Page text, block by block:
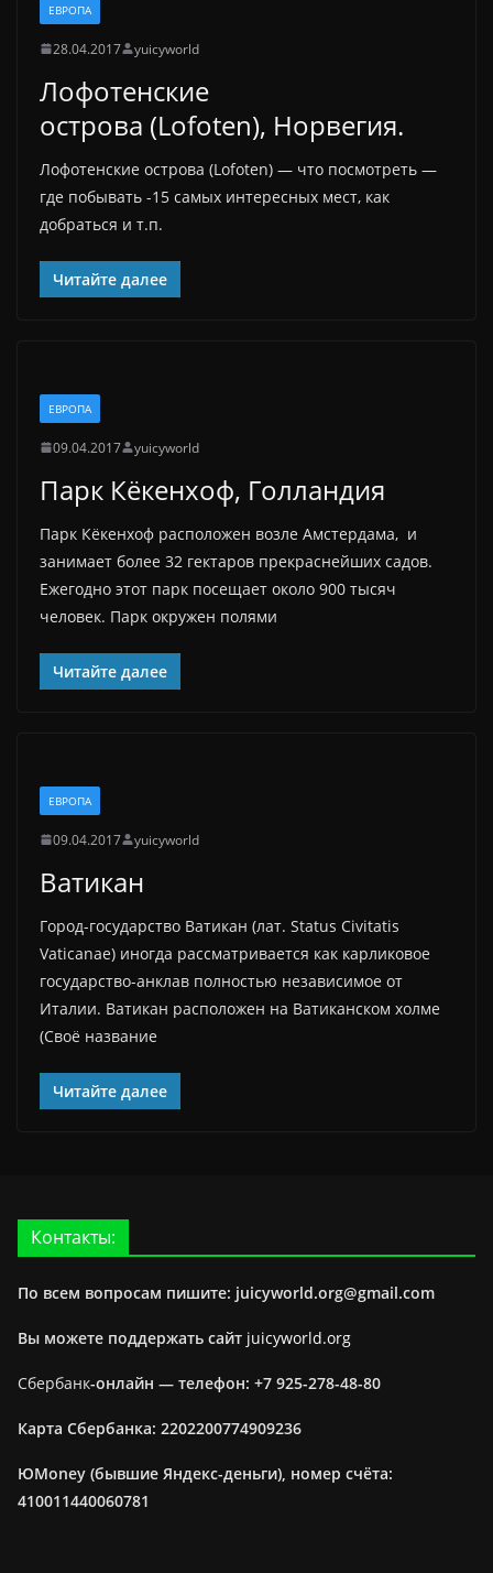
ЕВРОПА
28.04.2017 yuicyworld
Лофотенские
острова (Lofoten), Норвегия.
Лофотенские острова (Lofoten) — что посмотреть —
где побывать -15 самых интересных мест, как
добраться и т.п.
Читайте далее
ЕВРОПА
09.04.2017 yuicyworld
Парк Кёкенхоф, Голландия
Парк Кёкенхоф расположен возле Амстердама, и
занимает более 32 гектаров прекраснейших садов.
Ежегодно этот парк посещает около 900 тысяч
человек. Парк окружен полями
Читайте далее
ЕВРОПА
09.04.2017 yuicyworld
Ватикан
Город-государство Ватикан (лат. Status Civitatis
Vaticanae) иногда рассматривается как карликовое
государство-анклав полностью независимое от
Италии. Ватикан расположен на Ватиканском холме
(Своё название
Читайте далее
Контакты:
По всем вопросам пишите: juicyworld.org@gmail.com
Вы можете поддержать сайт juicyworld.org
Сбербанк-онлайн — телефон: +7 925-278-48-80
Карта Сбербанка: 2202200774909236
ЮMoney (бывшие Яндекс-деньги), номер счёта:
410011440060781